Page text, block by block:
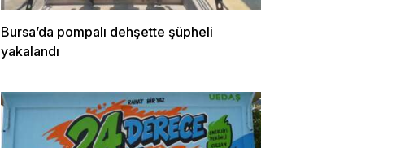
Bursa’da pompalı dehşette şüpheli
yakalandı